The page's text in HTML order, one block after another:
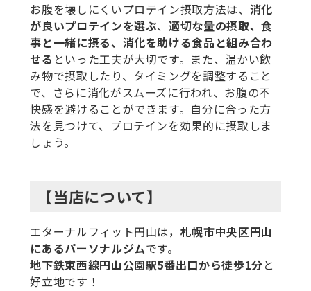
お腹を壊しにくいプロテイン摂取方法は、 消化
が良いプロテインを選ぶ、適切な量の摂取、食
事と一緒に摂る、消化を助ける食品と組み合わ
せる といった工夫が大切です。また、温かい飲
み物で摂取したり、タイミングを調整すること
で、さらに消化がスムーズに行われ、お腹の不
快感を避けることができます。自分に合った方
法を見つけて、プロテインを効果的に摂取しま
しょう。
【当店について】
エターナルフィット円山は， 札幌市中央区円山
にあるパーソナルジムです。
地下鉄東西線円山公園駅5番出口から徒歩1分と
好立地です！